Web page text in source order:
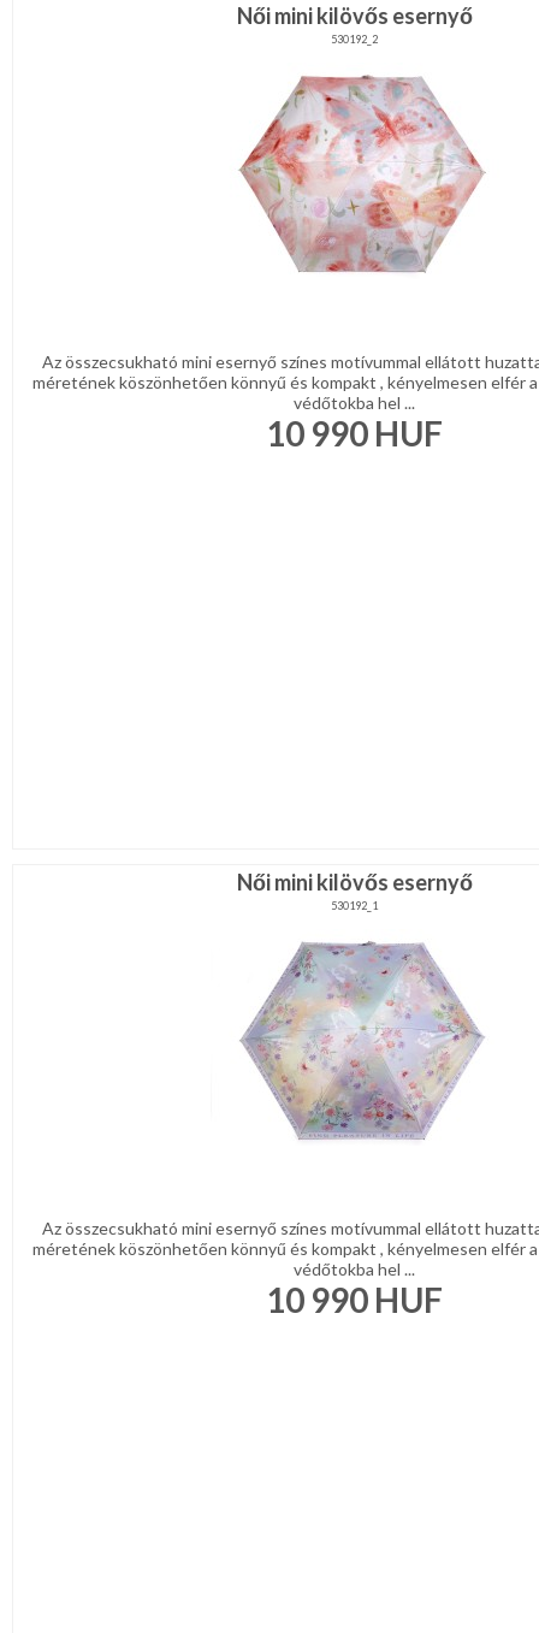
Női mini kilövős esernyő
530192_2
Az összecsukható mini esernyő színes motívummal ellátott
méretének köszönhetően könnyű és kompakt , kényelmesen elfér
védőtokba hel ...
10 990 HUF
Női mini kilövős esernyő
530192_1
Az összecsukható mini esernyő színes motívummal ellátott
méretének köszönhetően könnyű és kompakt , kényelmesen elfér
védőtokba hel ...
10 990 HUF